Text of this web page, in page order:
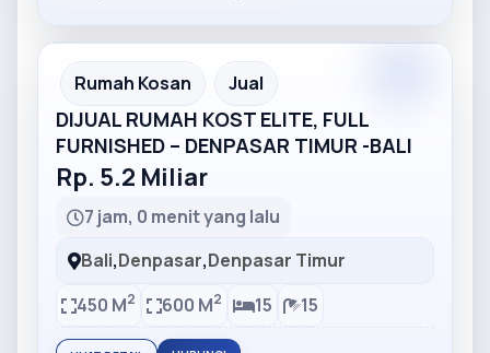
Partner Ad
Rumah Kosan Jual
DIJUAL RUMAH KOST ELITE, FULL
FURNISHED – DENPASAR TIMUR -BALI
Rp. 5.2 Miliar
7 jam, 0 menit yang lalu
Bali,Denpasar,Denpasar Timur
450 M2 600 M2 15 15